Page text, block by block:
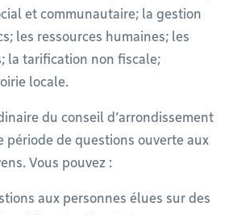
et communautaire; la gestion
les ressources humaines; les
la tarification non fiscale;
locale.
du conseil d’arrondissement
période de questions ouverte aux
Vous pouvez :
aux personnes élues sur des